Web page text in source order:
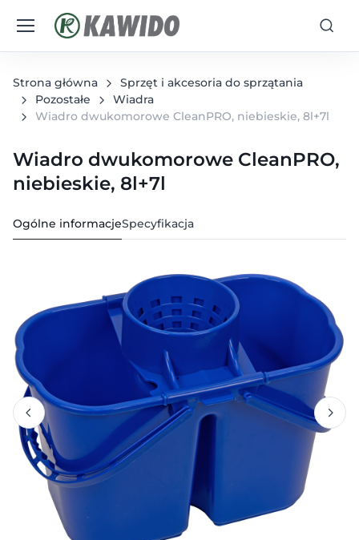
Strona główna
Sprzęt i akcesoria do sprzątania
Pozostałe
Wiadra
Wiadro dwukomorowe CleanPRO, niebieskie, 8l+7l
Wiadro dwukomorowe CleanPRO,
niebieskie, 8l+7l
Ogólne informacjeSpecyfikacja